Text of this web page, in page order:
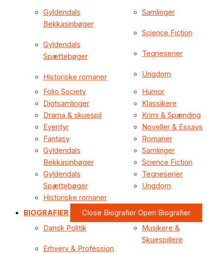
Gyldendals
Bekkasinbøger
Gyldendals
Spættebøger
Historiske romaner
Samlinger
Science Fiction
Tegneserier
Ungdom
Folio Society
Digtsamlinger
Drama & skuespil
Eventyr
Fantasy
Gyldendals
Bekkasinbøger
Gyldendals
Spættebøger
Historiske romaner
Humor
Klassikere
Krimi & Spænding
Noveller & Essays
Romaner
Samlinger
Science Fiction
Tegneserier
Ungdom
BIOGRAFIER Close Biografier Open Biografier
Dansk Politik
Erhverv & Profession
Musikere &
Skuespillere